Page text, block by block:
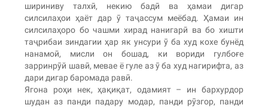
шириниву талхӣ, некию бадӣ ва ҳамаи дигар
силсилаҳои ҳаёт дар ӯ таҷассум меёбад. Ҳамаи ин
силсилаҳоро бо чашми хирад нанигарӣ ва бо хишти
таҷрибаи зиндагии ҳар як унсури ӯ ба худ кохе бунёд
нанамоӣ, мисли он бошад, ки вориди гулбоғе
зарринрӯй шавӣ, мевае ё гуле аз ӯ ба худ нагирифта, аз
дари дигар баромада равӣ.
Ягона роҳи нек, ҳақиқат, одамият – ин бархурдор
шудан аз панди падару модар, панди рӯзгор, панди